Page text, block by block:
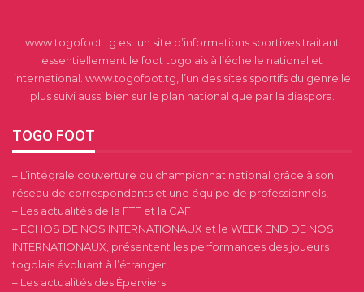
www.togofoot.tg est un site d’informations sportives traitant
essentiellement le foot togolais à l’échelle national et
international. www.togofoot.tg, l’un des sites sportifs du genre le
plus suivi aussi bien sur le plan national que par la diaspora.
TOGO FOOT
– L’intégrale couverture du championnat national grâce à son
réseau de correspondants et une équipe de professionnels,
– Les actualités de la FTF et la CAF
– ECHOS DE NOS INTERNATIONAUX et le WEEK END DE NOS
INTERNATIONAUX, présentent les performances des joueurs
togolais évoluant à l’étranger,
– Les actualités des Éperviers